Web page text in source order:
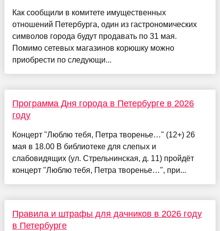
Как сообщили в комитете имущественных
отношений Петербурга, один из гастрономических
символов города будут продавать по 31 мая.
Помимо сетевых магазинов корюшку можно
приобрести по следующи...
Программа Дня города в Петербурге в 2026
году
Концерт "Люблю тебя, Петра творенье…" (12+) 26
мая в 18.00 В библиотеке для слепых и
слабовидящих (ул. Стрельнинская, д. 11) пройдёт
концерт "Люблю тебя, Петра творенье…", при...
Правила и штрафы для дачников в 2026 году
в Петербурге